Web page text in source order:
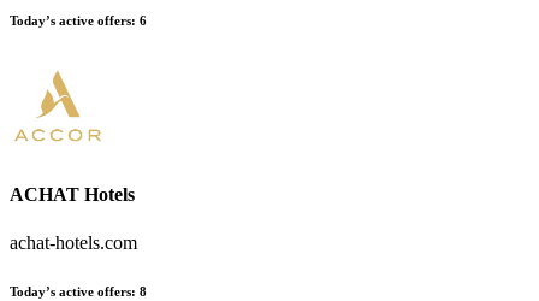
Today’s active offers: 6
ACHAT Hotels
achat-hotels.com
Today’s active offers: 8